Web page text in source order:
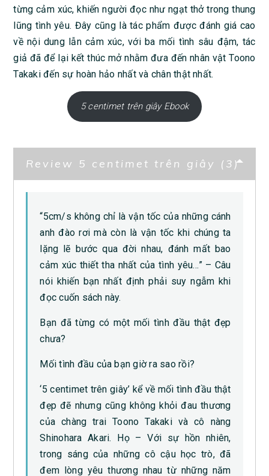
từng cảm xúc, khiến người đọc như ngạt thở trong thung
lũng tình yêu. Đây cũng là tác phẩm được đánh giá cao
về nội dung lẫn cảm xúc, với ba mối tình sâu đậm, tác
giả đã để lại kết thúc mở nhằm đưa đến nhân vật Toono
Takaki đến sự hoàn hảo nhất và chân thật nhất.
5 centimet trên giây Ebook
Review 5 centimet trên giây (3)
“5cm/s không chỉ là vận tốc của những cánh
anh đào rơi mà còn là vận tốc khi chúng ta
lặng lẽ bước qua đời nhau, đánh mất bao
cảm xúc thiết tha nhất của tình yêu…” – Câu
nói khiến bạn nhất định phải suy ngẫm khi
đọc cuốn sách này.
Bạn đã từng có một mối tình đầu thật đẹp
chưa?
Mối tình đầu của bạn giờ ra sao rồi?
‘5 centimet trên giây’ kể về mối tình đầu thật
đẹp đẽ nhưng cũng không khỏi đau thương
của chàng trai Toono Takaki và cô nàng
Shinohara Akari. Họ – Với sự hồn nhiên,
trong sáng của những cô cậu học trò, đã
đem lòng yêu thương nhau từ những năm